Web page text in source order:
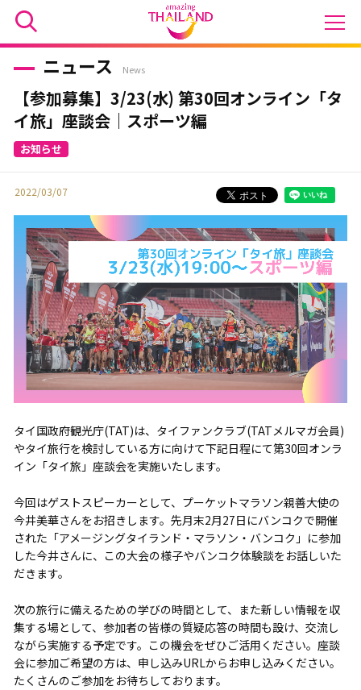
ニュース News
【参加募集】3/23(水) 第30回オンライン「タ
イ旅」座談会｜スポーツ編
2022/03/07
タイ国政府観光庁(TAT)は、タイファンクラブ(TATメルマガ会員)
やタイ旅行を検討している方に向けて下記日程にて第30回オンラ
イン「タイ旅」座談会を実施いたします。
今回はゲストスピーカーとして、プーケットマラソン親善大使の
今井美華さんをお招きします。先月末2月27日にバンコクで開催
された「アメージングタイランド・マラソン・バンコク」に参加
した今井さんに、この大会の様子やバンコク体験談をお話しいた
だきます。
次の旅行に備えるための学びの時間として、また新しい情報を収
集する場として、参加者の皆様の質疑応答の時間も設け、交流し
ながら実施する予定です。この機会をぜひご活用ください。座談
会に参加ご希望の方は、申し込みURLからお申し込みください。
たくさんのご参加をお待ちしております。